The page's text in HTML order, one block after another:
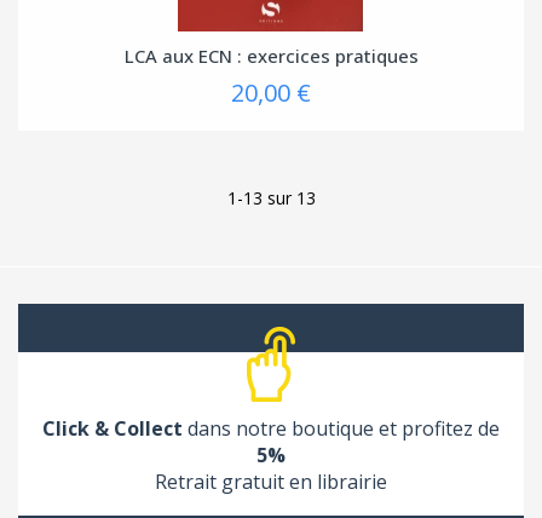
LCA aux ECN : exercices pratiques
20,00 €
1-13 sur 13
Click & Collect dans notre boutique et profitez de
5%
Retrait gratuit en librairie